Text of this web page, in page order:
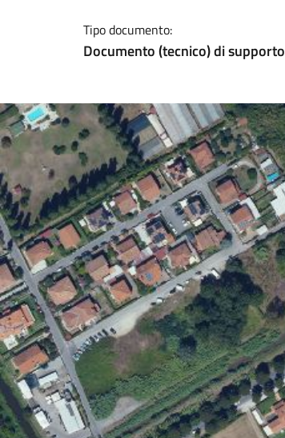
Tipo documento:
Documento (tecnico) di supporto